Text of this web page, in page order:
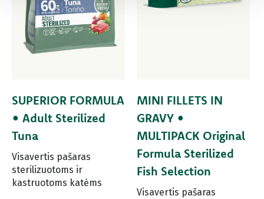
SUPERIOR FORMULA
• Adult Sterilized
Tuna
Visavertis pašaras
sterilizuotoms ir
kastruotoms katėms
MINI FILLETS IN
GRAVY •
MULTIPACK Original
Formula Sterilized
Fish Selection
Visavertis pašaras